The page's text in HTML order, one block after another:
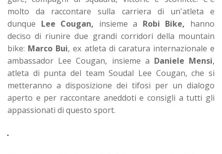
molto da raccontare sulla carriera di un'atleta e
dunque Lee Cougan, insieme a Robi Bike, hanno
deciso di riunire due grandi corridori della mountain
bike: Marco Bui, ex atleta di caratura internazionale e
ambassador Lee Cougan, insieme a Daniele Mensi,
atleta di punta del team Soudal Lee Cougan, che si
metteranno a disposizione dei tifosi per un dialogo
aperto e per raccontare aneddoti e consigli a tutti gli
appassionati di questo sport.